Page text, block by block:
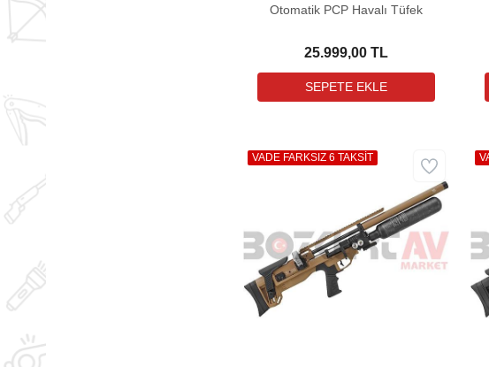
Otomatik PCP Havalı Tüfek
25.999,00 TL
VADE FARKSIZ 6 TAKSİT